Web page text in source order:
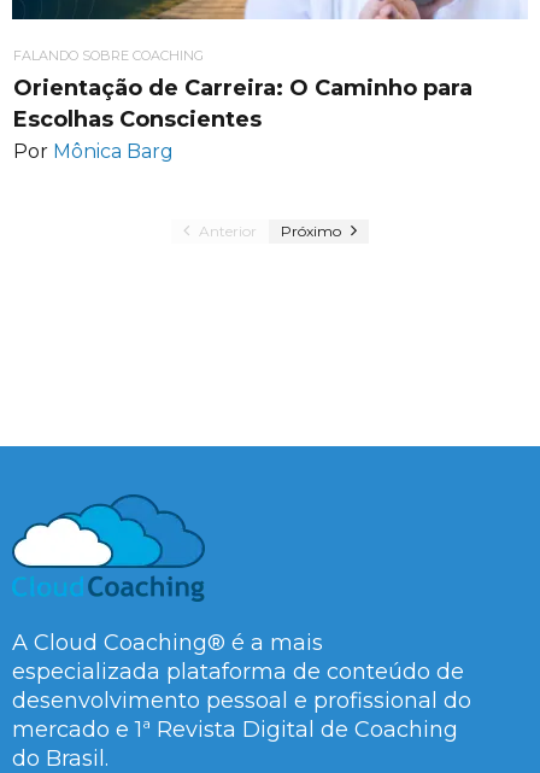
FALANDO SOBRE COACHING
Orientação de Carreira: O Caminho para
Escolhas Conscientes
Por Mônica Barg
Anterior Próximo
A Cloud Coaching® é a mais
especializada plataforma de conteúdo de
desenvolvimento pessoal e profissional do
mercado e 1ª Revista Digital de Coaching
do Brasil.